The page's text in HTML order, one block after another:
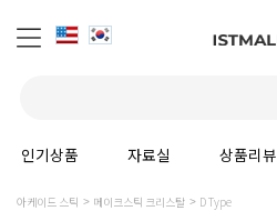
인기상품 자료실 상품리뷰
아케이드 스틱 메이크스틱 크리스탈 D Type